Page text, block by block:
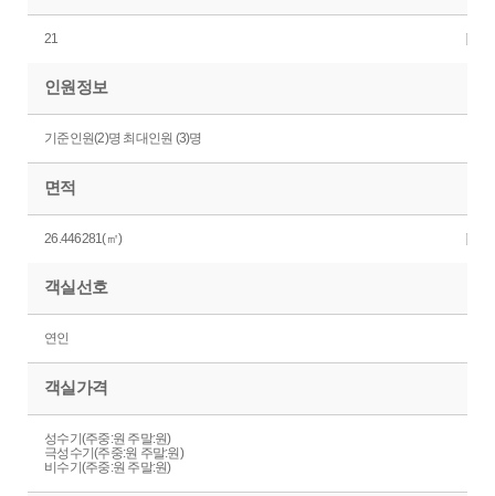
21
인원정보
기준인원(2)명 최대인원 (3)명
면적
26.446281(㎡)
객실선호
연인
객실가격
성수기(주중:원 주말:원)
극성수기(주중:원 주말:원)
비수기(주중:원 주말:원)